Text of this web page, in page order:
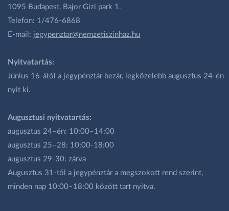
1095 Budapest, Bajor Gizi park 1.
Telefon: 1/476-6868
E-mail: jegypenztar@nemzetiszinhaz.hu
Nyitvatartás:
Június 16-ától a jegypénztár bezár, legközelebb augusztus 24-én
nyit ki.
Augusztusi nyitvatartás:
augusztus 24–én: 10:00–14:00
augusztus 25–28: 10:00-18:00
augusztus 29-30: zárva
Augusztus 31-től a jegypénztár a megszokott rend szerint,
minden nap 10:00–18:00 között tart nyitva.